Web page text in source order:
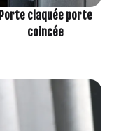
Porte claquée porte
coincée